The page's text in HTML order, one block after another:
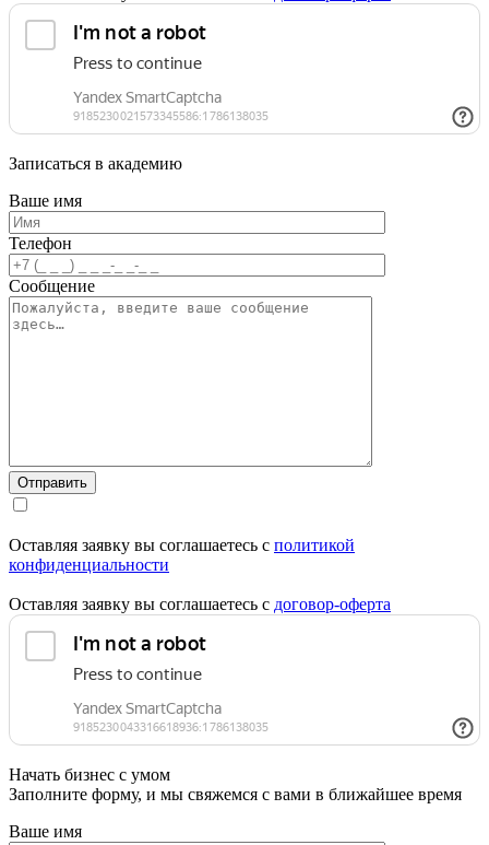
Записаться в академию
Ваше имя
Телефон
Сообщение
Отправить
Оставляя заявку вы соглашаетесь с политикой
конфиденциальности
Оставляя заявку вы соглашаетесь с договор-оферта
Начать бизнес с умом
Заполните форму, и мы свяжемся с вами в ближайшее время
Ваше имя